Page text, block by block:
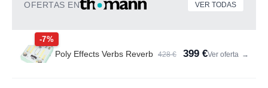
OFERTAS EN VER TODAS
-7%
Poly Effects Verbs Reverb 428 € 399 €Ver oferta →